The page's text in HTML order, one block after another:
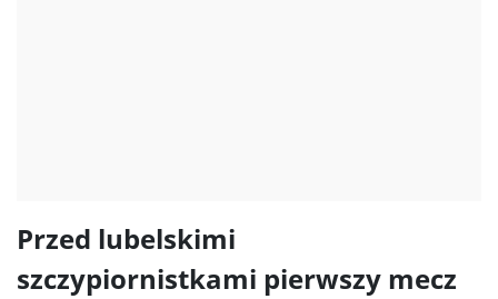
Przed lubelskimi
szczypiornistkami pierwszy mecz